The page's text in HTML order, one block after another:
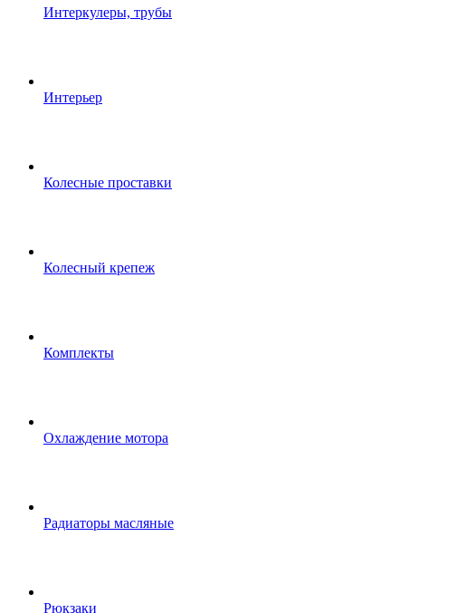
Интеркулеры, трубы
Интерьер
Колесные проставки
Колесный крепеж
Комплекты
Охлаждение мотора
Радиаторы масляные
Рюкзаки